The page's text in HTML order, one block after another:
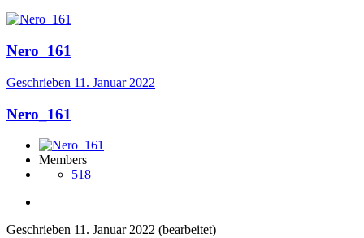
Nero_161
Geschrieben 11. Januar 2022
Nero_161
Members
518
Geschrieben 11. Januar 2022 (bearbeitet)